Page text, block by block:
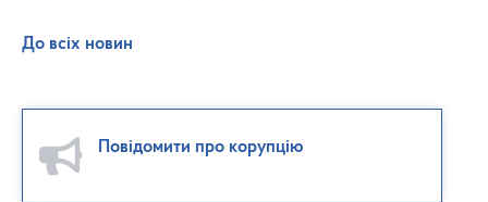
До всіх новин
Повідомити про корупцію